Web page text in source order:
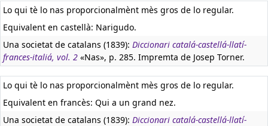
Lo qui tè lo nas proporcionalmènt mès gros de lo regular.
Equivalent en castellà: Narigudo.
Una societat de catalans (1839): Diccionari catalá-castellá-llatí-
frances-italiá, vol. 2 «Nas», p. 285. Impremta de Josep Torner.
Lo qui tè lo nas proporcionalmènt mès gros de lo regular.
Equivalent en francès: Qui a un grand nez.
Una societat de catalans (1839): Diccionari catalá-castellá-llatí-